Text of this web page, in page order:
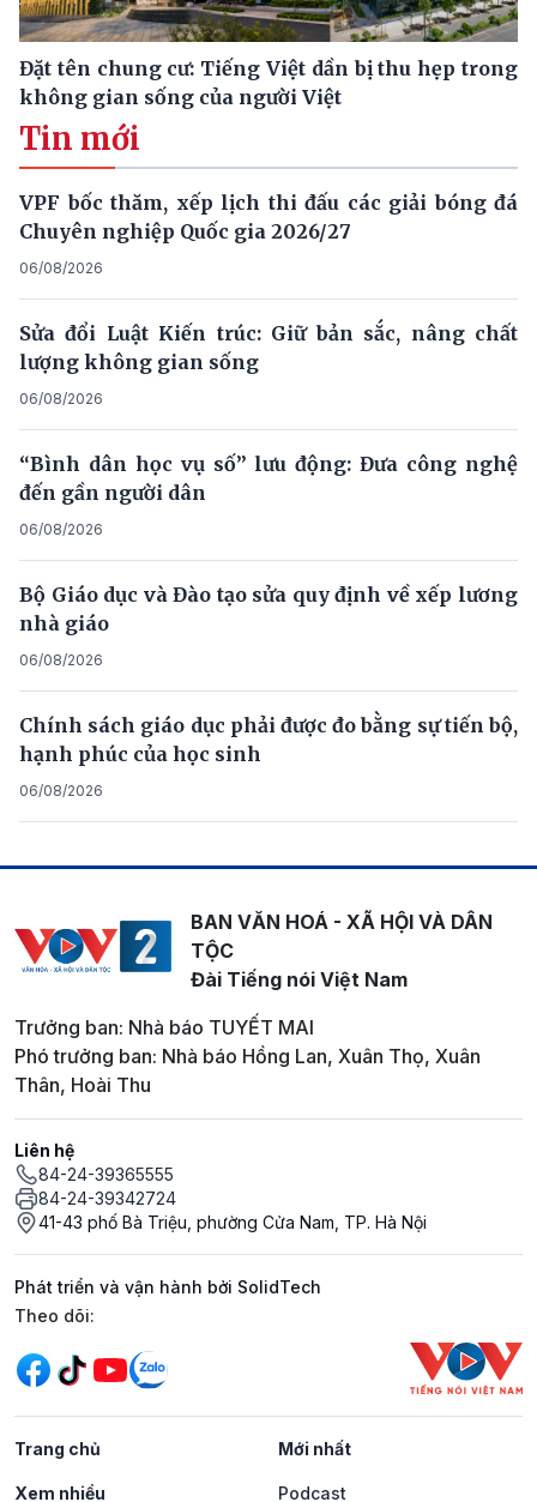
Đặt tên chung cư: Tiếng Việt dần bị thu hẹp trong
không gian sống của người Việt
Tin mới
VPF bốc thăm, xếp lịch thi đấu các giải bóng đá
Chuyên nghiệp Quốc gia 2026/27
06/08/2026
Sửa đổi Luật Kiến trúc: Giữ bản sắc, nâng chất
lượng không gian sống
06/08/2026
“Bình dân học vụ số” lưu động: Đưa công nghệ
đến gần người dân
06/08/2026
Bộ Giáo dục và Đào tạo sửa quy định về xếp lương
nhà giáo
06/08/2026
Chính sách giáo dục phải được đo bằng sự tiến bộ,
hạnh phúc của học sinh
06/08/2026
BAN VĂN HOÁ - XÃ HỘI VÀ DÂN
TỘC
Đài Tiếng nói Việt Nam
Trưởng ban: Nhà báo TUYẾT MAI
Phó trưởng ban: Nhà báo Hồng Lan, Xuân Thọ, Xuân
Thân, Hoài Thu
Liên hệ
84-24-39365555
84-24-39342724
41-43 phố Bà Triệu, phường Cửa Nam, TP. Hà Nội
Phát triển và vận hành bởi SolidTech
Mạng xã hội
Theo dõi:
Trang chủ Mới nhất
Xem nhiều Podcast